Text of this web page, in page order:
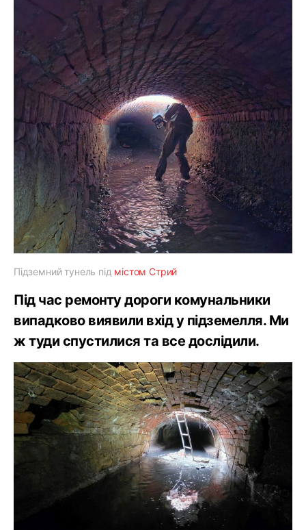
Підземний тунель під містом Стрий
Під час ремонту дороги комунальники
випадково виявили вхід у підземелля. Ми
ж туди спустилися та все дослідили.